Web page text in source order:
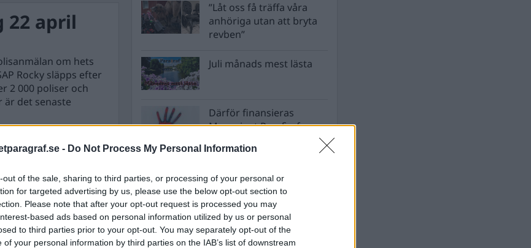
- Do Not Process My Personal Information
out of the sale, sharing to third parties, or processing of your personal or
for targeted advertising by us, please use the below opt-out section to
Please note that after your opt-out request is processed you may
based ads based on personal information utilized by us or personal
to third parties prior to your opt-out. You may separately opt-out of the
of your personal information by third parties on the IAB’s list of downstream
22 april
om hets
Rocky släpps efter
2 000 poliser och
det senaste
”Låt oss få träffa våra
anhöriga utan att bryta
revben”
Juli månads mest lästa
Därför finansieras
Magasinet Para§raf av
STÖD OSS
Stöd Para§rafs bevakning av högerextremismen